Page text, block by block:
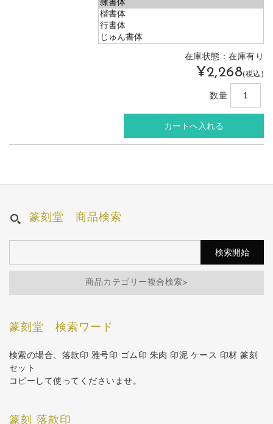
在庫状態：在庫有り
¥2,268(税込)
数量
篆刻堂 商品検索
商品カテゴリー複合検索>
篆刻堂 検索ワード
検索の場合、落款印 雅号印 ゴム印 朱肉 印泥 ケース 印材 篆刻
セット
コピーして使ってくださいませ。
篆刻 落款印